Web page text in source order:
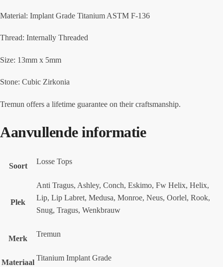
Material: Implant Grade Titanium ASTM F-136
Thread: Internally Threaded
Size: 13mm x 5mm
Stone: Cubic Zirkonia
Tremun offers a lifetime guarantee on their craftsmanship.
Aanvullende informatie
Soort
Losse Tops
Plek
Anti Tragus, Ashley, Conch, Eskimo, Fw Helix, Helix,
Lip, Lip Labret, Medusa, Monroe, Neus, Oorlel, Rook,
Snug, Tragus, Wenkbrauw
Merk
Tremun
Materiaal
Titanium Implant Grade